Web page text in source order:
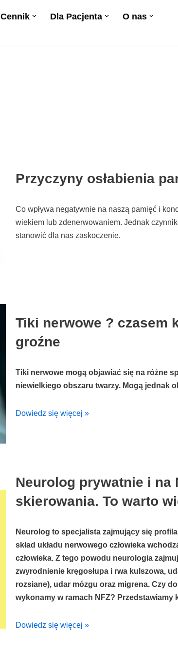
Cennik Dla Pacjenta
O nas
Przyczyny osłabienia
Co wpływa negatywnie na naszą pamięć i
wiekiem lub zdenerwowaniem. Jednak
stanowić dla nas zaskoczenie.
Tiki nerwowe ? czasem
groźne
Tiki nerwowe mogą objawiać się na różne
niewielkiego obszaru twarzy. Mogą jednak
Dowiedz się więcej »
Neurolog prywatnie i na
skierowania. To warto
Neurolog to specjalista zajmujący się
skład układu nerwowego człowieka
człowieka. Z tego powodu neurologia
zwyrodnienie kręgosłupa i rwa kulszowa,
rozsiane), udar mózgu oraz migrena.Czy do
wykonamy w ramach NFZ?
Dowiedz się więcej »